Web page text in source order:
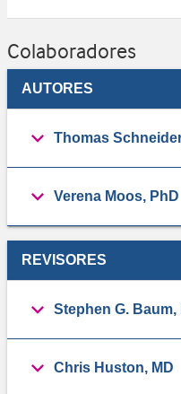
Colaboradores
AUTORES
Thomas
Verena Moos, PhD
REVISORES
Stephen G. Baum,
Chris Huston, MD